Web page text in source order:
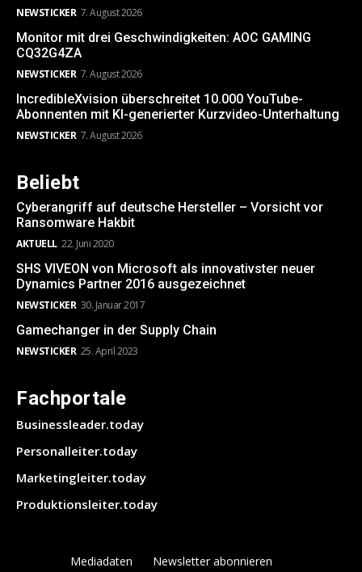
NEWSTICKER 7. August 2026
Monitor mit drei Geschwindigkeiten: AOC GAMING
CQ32G4ZA
NEWSTICKER 7. August 2026
IncredibleXvision überschreitet 10.000 YouTube-
Abonnenten mit KI-generierter Kurzvideo-Unterhaltung
NEWSTICKER 7. August 2026
Beliebt
Cyberangriff auf deutsche Hersteller – Vorsicht vor
Ransomware Hakbit
AKTUELL 22. Juni 2020
SHS VIVEON von Microsoft als innovativster neuer
Dynamics Partner 2016 ausgezeichnet
NEWSTICKER 30. Januar 2017
Gamechanger in der Supply Chain
NEWSTICKER 25. April 2023
Fachportale
Businessleader.today
Personalleiter.today
Marketingleiter.today
Produktionsleiter.today
Mediadaten Newsletter abonnieren